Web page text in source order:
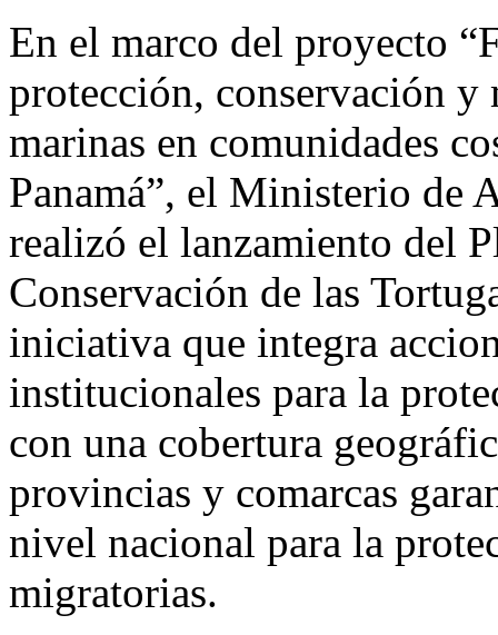
En el marco del proyecto
protección, conservación y
marinas en comunidades
Panamá”, el Ministerio
realizó el lanzamiento del
Conservación de las
iniciativa que integra
institucionales para la
con una cobertura
provincias y comarcas
nivel nacional para la
migratorias.